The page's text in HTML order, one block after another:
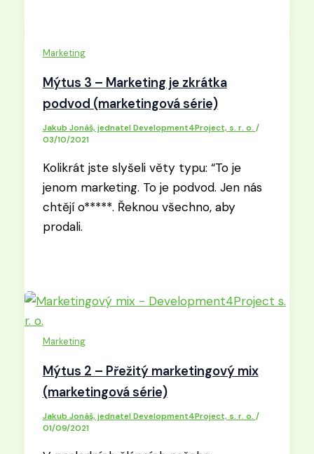
Marketing
Mýtus 3 – Marketing je zkrátka
podvod (marketingová série)
Jakub Jonáš, jednatel Development4Project, s. r. o. /
03/10/2021
Kolikrát jste slyšeli věty typu: “To je
jenom marketing. To je podvod. Jen nás
chtějí o*****. Řeknou všechno, aby
prodali.
Marketing
Mýtus 2 – Přežitý marketingový mix
(marketingová série)
Jakub Jonáš, jednatel Development4Project, s. r. o. /
01/09/2021